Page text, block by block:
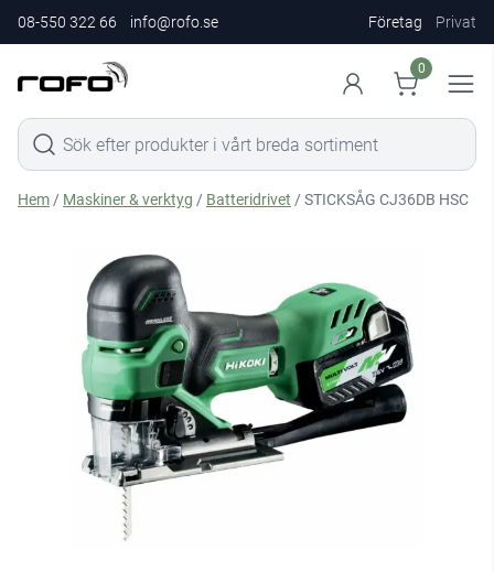
08-550 322 66 info@rofo.se Företag Privat
0
Hem / Maskiner & verktyg / Batteridrivet / STICKSÅG CJ36DB HSC